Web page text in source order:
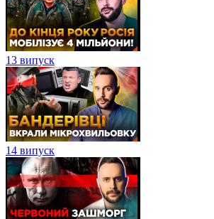
13 випуск
14 випуск